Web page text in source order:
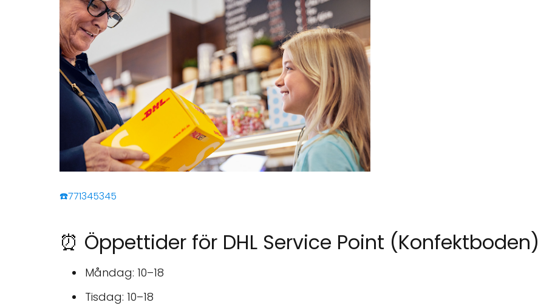
☎️771345345
⏰ Öppettider för DHL Service Point (Konfektboden)
Måndag: 10–18
Tisdag: 10–18